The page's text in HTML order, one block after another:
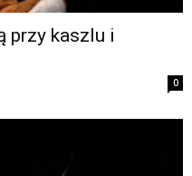
przy kaszlu i
0